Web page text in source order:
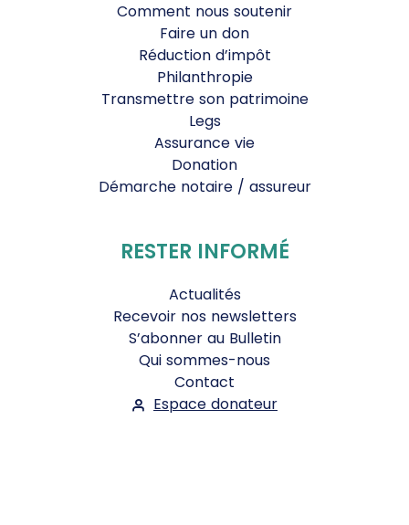
Comment nous soutenir
Faire un don
Réduction d’impôt
Philanthropie
Transmettre son patrimoine
Legs
Assurance vie
Donation
Démarche notaire / assureur
RESTER INFORMÉ
Actualités
Recevoir nos newsletters
S’abonner au Bulletin
Qui sommes-nous
Contact
Espace donateur